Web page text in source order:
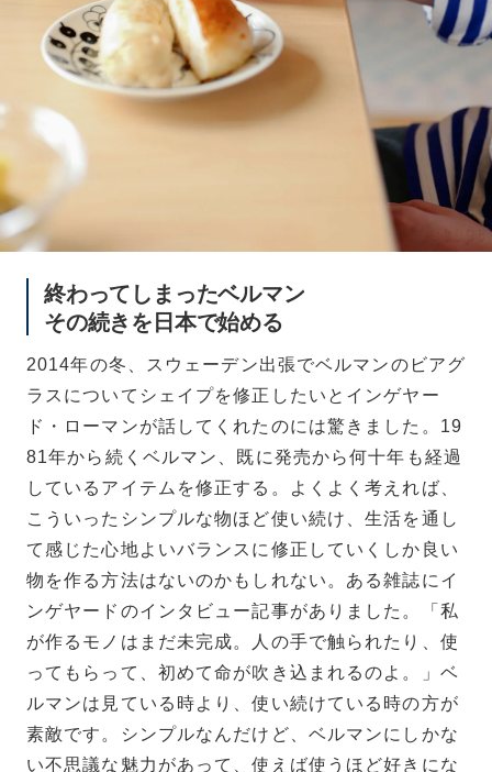
終わってしまったベルマン
その続きを日本で始める
2014年の冬、スウェーデン出張でベルマンのビアグ
ラスについてシェイプを修正したいとインゲヤー
ド・ローマンが話してくれたのには驚きました。19
81年から続くベルマン、既に発売から何十年も経過
しているアイテムを修正する。よくよく考えれば、
こういったシンプルな物ほど使い続け、生活を通し
て感じた心地よいバランスに修正していくしか良い
物を作る方法はないのかもしれない。ある雑誌にイ
ンゲヤードのインタビュー記事がありました。「私
が作るモノはまだ未完成。人の手で触られたり、使
ってもらって、初めて命が吹き込まれるのよ。」ベ
ルマンは見ている時より、使い続けている時の方が
素敵です。シンプルなんだけど、ベルマンにしかな
い不思議な魅力があって、使えば使うほど好きにな